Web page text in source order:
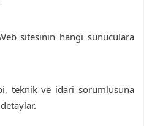
sitesinin hangi sunuculara
teknik ve idari sorumlusuna